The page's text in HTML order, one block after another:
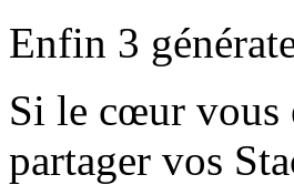
Enfin 3
Si le cœur vous
partager vos